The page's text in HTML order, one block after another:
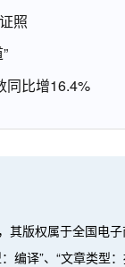
照
同比增16.4%
其版权属于全国电
编译”、“文章类